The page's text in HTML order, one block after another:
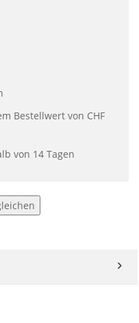
Bestellwert von CHF
von 14 Tagen